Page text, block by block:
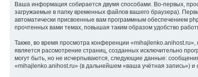
Ваша информация собирается двумя способами. Во-первых,
загружаемые в папку временных файлов вашего браузера).
автоматически присвоенные вам программным обеспечением
прочтенных вами темах, повышая таким образом удобство
Также, во время просмотра конференции
является рассмотрение страниц, созданных исключительно
могут быть, но не исчерпываются, следующие данные:
«mihajlenko.anihost.ru» (в дальнейшем «ваша учётная запись»)